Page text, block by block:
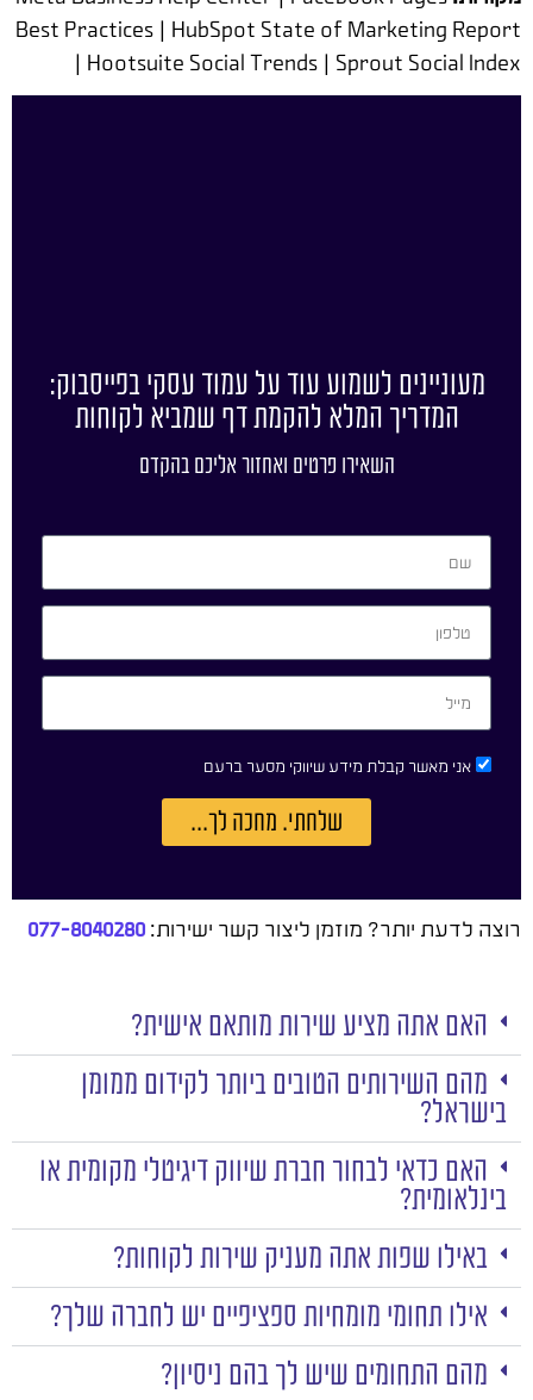
Best Practices | HubSpot State of Marketing Report
| Hootsuite Social Trends | Sprout Social Index
מעוניינים לשמוע עוד על עמוד עסקי בפייסבוק:
המדריך המלא להקמת דף שמביא לקוחות
השאירו פרטים ואחזור אליכם בהקדם
אני מאשר קבלת מידע שיווקי מסער ברעם
שלחתי. מחכה לך...
רוצה לדעת יותר? מוזמן ליצור קשר ישירות:077-8040280
האם אתה מציע שירות מותאם אישית?
מהם השירותים הטובים ביותר לקידום ממומן
בישראל?
האם כדאי לבחור חברת שיווק דיגיטלי מקומית או
בינלאומית?
באילו שפות אתה מעניק שירות לקוחות?
אילו תחומי מומחיות ספציפיים יש לחברה שלך?
מהם התחומים שיש לך בהם ניסיון?